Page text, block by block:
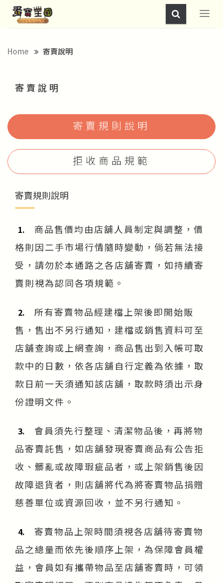
Home 寄賣說明
寄賣說明
寄賣規則說明
拒收商品規範
寄賣規則說明
1.
商品售價均由店舖人員制定與調整，價
格則因二手市場行情隨時變動，倘若無法接
受，請勿於本通路之各店舖寄賣，如持續寄
賣則視為認同各項規範。
2.
所有寄賣物品經建檔上架後即開始販
售，售出不另行通知，建檔或銷售資料可至
店舖查詢或上網查詢，商品售出到入帳可取
款中的日數，依各店舖自行定義為依據，取
款日前一天須通知該店舖，取款時須出示身
份證明文件。
3.
會員須先行整理、清潔物品後，再將物
品寄賣託售，如店舖發現寄賣商品有公告拒
收、髒亂或故障瑕疵品者，或上架銷售後因
故障退貨者，則店舖將代為將寄賣物品捐贈
慈善單位或資源回收，並不另行通知。
4.
寄賣物品上架時間須視各店舖待寄賣物
品之總量而依先後順序上架，為保障會員權
益，會員如有攜帶物品至店舖寄賣時，可領